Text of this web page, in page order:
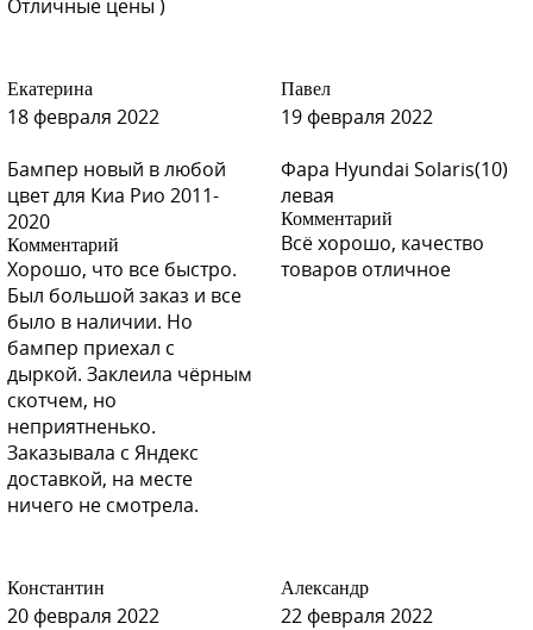
Отличные цены )
Екатерина
18 февраля 2022
Бампер новый в любой
цвет для Киа Рио 2011-
2020
Комментарий
Хорошо, что все быстро.
Был большой заказ и все
было в наличии. Но
бампер приехал с
дыркой. Заклеила чёрным
скотчем, но
неприятненько.
Заказывала с Яндекс
доставкой, на месте
ничего не смотрела.
Павел
19 февраля 2022
Фара Hyundai Solaris(10)
левая
Комментарий
Всё хорошо, качество
товаров отличное
Константин
20 февраля 2022
Александр
22 февраля 2022